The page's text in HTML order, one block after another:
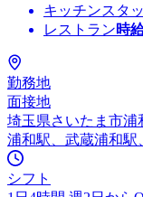
キッチンスタ
レストラン時
勤務地
面接地
埼玉県さいたま市浦
浦和駅、武蔵浦和駅
シフト